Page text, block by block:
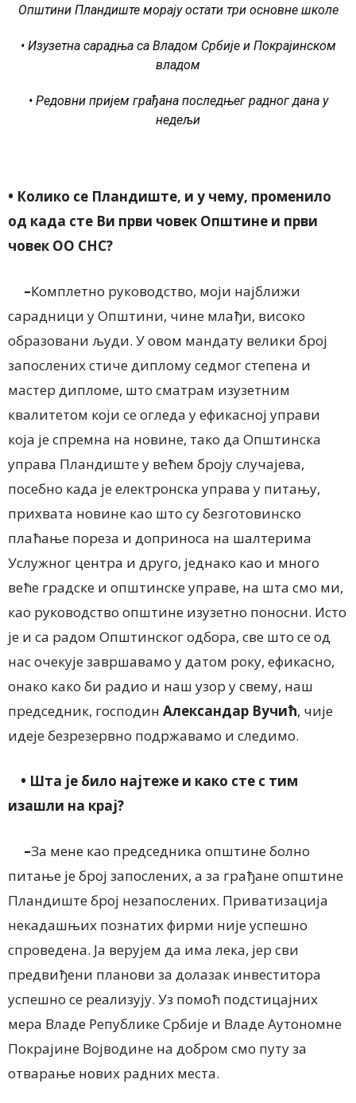
Општини Пландиште морају остати три основне школе
• Изузетна сарадња са Владом Србије и Покрајинском
владом
• Редовни пријем грађана последњег радног дана у
недељи
• Колико се Пландиште, и у чему, променило
од када сте Ви први човек Општине и први
човек ОО СНС?
–Комплетно руководство, моји најближи
сарадници у Општини, чине млађи, високо
образовани људи. У овом мандату велики број
запослених стиче диплому седмог степена и
мастер дипломе, што сматрам изузетним
квалитетом који се огледа у ефикасној управи
која је спремна на новине, тако да Општинска
управа Пландиште у већем броју случајева,
посебно када је електронска управа у питању,
прихвата новине као што су безготовинско
плаћање пореза и доприноса на шалтерима
Услужног центра и друго, једнако као и много
веће градске и општинске управе, на шта смо ми,
као руководство општине изузетно поносни. Исто
је и са радом Општинског одбора, све што се од
нас очекује завршавамо у датом року, ефикасно,
онако како би радио и наш узор у свему, наш
председник, господин Александар Вучић, чије
идеје безрезервно подржавамо и следимо.
• Шта је било најтеже и како сте с тим
изашли на крај?
–За мене као председника општине болно
питање је број запослених, а за грађане општине
Пландиште број незапослених. Приватизација
некадашњих познатих фирми није успешно
спроведена. Ја верујем да има лека, јер сви
предвиђени планови за долазак инвеститора
успешно се реализују. Уз помоћ подстицајних
мера Владе Републике Србије и Владе Аутономне
Покрајине Војводине на добром смо путу за
отварање нових радних места.